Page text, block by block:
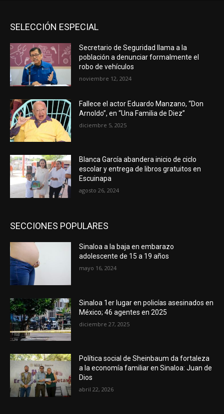
SELECCIÓN ESPECIAL
Secretario de Seguridad llama a la
población a denunciar formalmente el
robo de vehículos
noviembre 12, 2024
Fallece el actor Eduardo Manzano, “Don
Arnoldo”, en “Una Familia de Diez”
diciembre 5, 2025
Blanca García abandera inicio de ciclo
escolar y entrega de libros gratuitos en
Escuinapa
agosto 26, 2024
SECCIONES POPULARES
Sinaloa a la baja en embarazo
adolescente de 15 a 19 años
mayo 16, 2024
Sinaloa 1er lugar en policías asesinados en
México; 46 agentes en 2025
diciembre 27, 2025
Política social de Sheinbaum da fortaleza
a la economía familiar en Sinaloa: Juan de
Dios
abril 22, 2026